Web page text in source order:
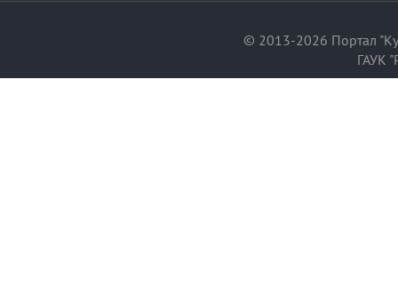
© 2013-2026 Портал
ГАУК